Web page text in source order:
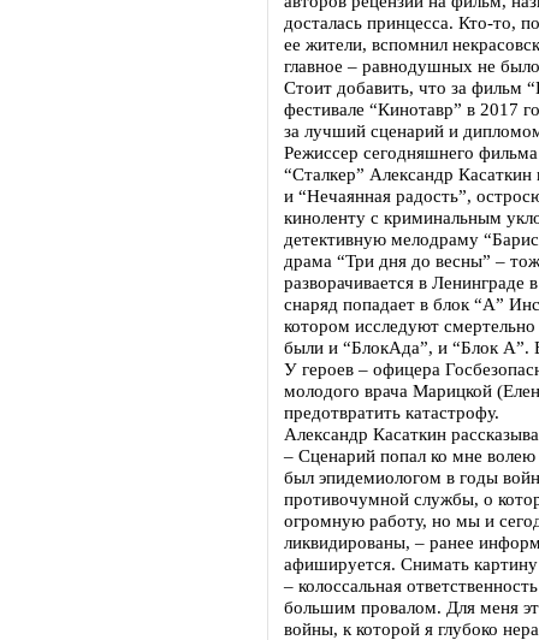
досталась принцесса. Кто-то,
ее жители, вспомнил
главное – равнодушных не
Стоит добавить, что за фильм
фестивале “Кинотавр” в 2017
за лучший сценарий и
Режиссер сегодняшнего
“Сталкер” Александр
и “Нечаянная радость”,
киноленту с криминальным
детективную мелодраму
драма “Три дня до весны” –
разворачивается в Ленинграде
снаряд попадает в блок “А”
котором исследуют
были и “БлокАда”, и “Блок А”.
У героев – офицера
молодого врача Марицкой
предотвратить катастрофу.
Александр Касаткин
– Сценарий попал ко мне
был эпидемиологом в годы
противочумной службы, о
огромную работу, но мы и
ликвидированы, – ранее
афишируется. Снимать
– колоссальная
большим провалом. Для меня
войны, к которой я глубоко